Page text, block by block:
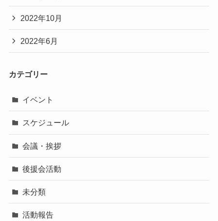
2022年10月
2022年6月
カテゴリー
イベント
スケジュール
会議・挨拶
後援会活動
未分類
活動報告